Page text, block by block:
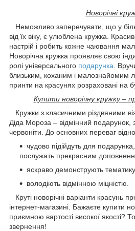
Новорічні
Неможливо заперечувати, що у
від їх віку, є улюблена кружка.
настрій і робить кожне чаювання
Новорічна кружка проявляє свою
ролі універсального подарунка .
близьким, коханим і малознайомим
принти на красунях розраховані на
Купити новорічну кружку –
Кружки з класичними різдвяними
Діда Мороза – відмінний подарунок,
червоніти. До основних переваг
чудово підійдуть для
послужать прекрасним
яскраво демонструють
володіють відмінною міцністю.
Круті новорічні варіанти красунь
інтернет-магазині. Бажаєте купити
приємною вартості високої якості?
звернення!